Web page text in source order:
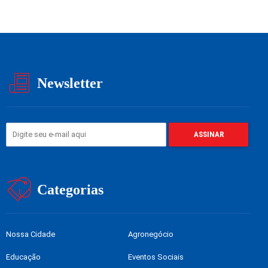
Newsletter
Categorias
Nossa Cidade Agronegócio
Educação Eventos Sociais